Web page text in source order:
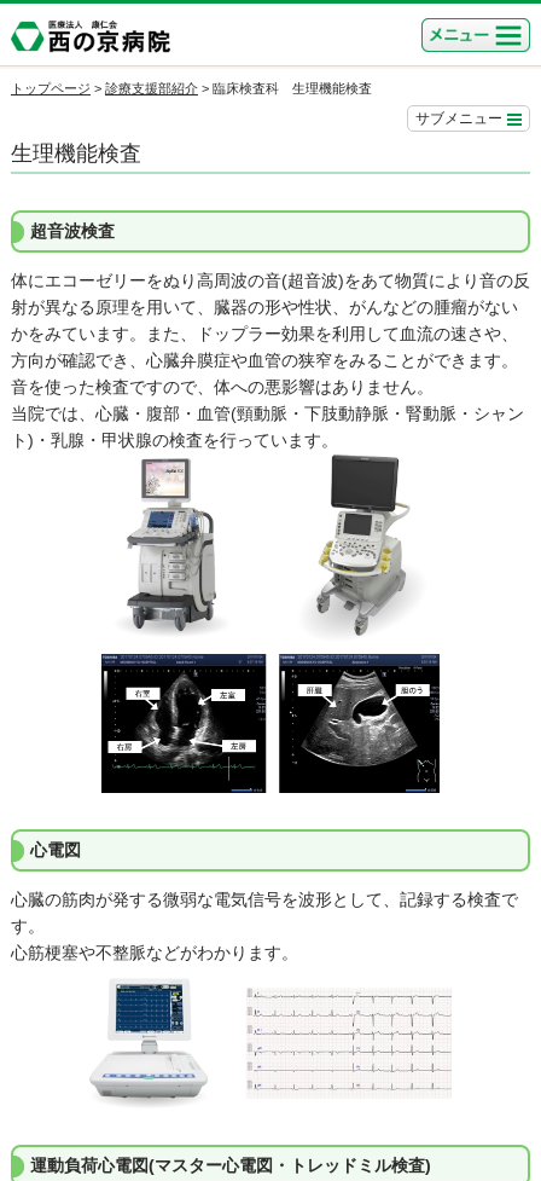
トップページ > 診療支援部紹介> 臨床検査科 生理機能検査
サブメニュー
生理機能検査
超音波検査
体にエコーゼリーをぬり高周波の音(超音波)をあて物質により音の反
射が異なる原理を用いて、臓器の形や性状、がんなどの腫瘤がない
かをみています。また、ドップラー効果を利用して血流の速さや、
方向が確認でき、心臓弁膜症や血管の狭窄をみることができます。
音を使った検査ですので、体への悪影響はありません。
当院では、心臓・腹部・血管(頸動脈・下肢動静脈・腎動脈・シャン
ト)・乳腺・甲状腺の検査を行っています。
心電図
心臓の筋肉が発する微弱な電気信号を波形として、記録する検査で
す。
心筋梗塞や不整脈などがわかります。
運動負荷心電図(マスター心電図・トレッドミル検査)